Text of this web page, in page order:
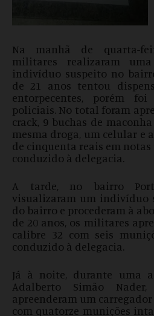
Na manhã de quarta-
militares realizaram
indivíduo suspeito no
de 21 anos tentou
entorpecentes, porém
policiais. No total foram
crack, 9 buchas de
mesma droga, um celular e
de cinquenta reais em
conduzido à delegacia.
A tarde, no bairro
visualizaram um indivíduo
do bairro e procederam à
de 20 anos, os militares
calibre 32 com seis
conduzido à delegacia.
Já à noite, durante uma
Adalberto Simão
apreenderam um
com quatorze munições